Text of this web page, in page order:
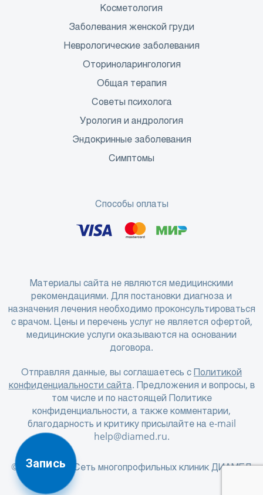
Косметология
Заболевания женской груди
Неврологические заболевания
Оториноларингология
Общая терапия
Советы психолога
Урология и андрология
Эндокринные заболевания
Симптомы
Способы оплаты
Материалы сайта не являются медицинскими
рекомендациями. Для постановки диагноза и
назначения лечения необходимо проконсультироваться
с врачом. Цены и перечень услуг не является офертой,
медицинские услуги оказываются на основании
договора.
Отправляя данные, вы соглашаетесь с Политикой
конфиденциальности сайта. Предложения и вопросы, в
том числе и по настоящей Политике
конфиденциальности, а также комментарии,
благодарность и критику присылайте на e-mail
help@diamed.ru.
© 2001 - 2026 Сеть многопрофильных клиник ДИАМЕД
Запись